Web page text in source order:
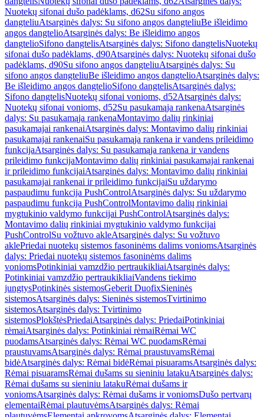
Nuotekų sifonai dušo padėklams, d62Su sifono angos
dangteliuAtsarginės dalys: Su sifono angos dangteliuBe išleidimo
angos dangtelioAtsarginės dalys: Be išleidimo angos
dangtelioSifono dangtelisAtsarginės dalys: Sifono dangtelisNuotekų
sifonai dušo padėklams, d90Atsarginės dalys: Nuotekų sifonai dušo
padėklams, d90Su sifono angos dangteliuAtsarginės dalys: Su
sifono angos dangteliuBe išleidimo angos dangtelioAtsarginės dalys:
Be išleidimo angos dangtelioSifono dangtelisAtsarginės dalys:
Sifono dangtelisNuotekų sifonai vonioms, d52Atsarginės dalys:
Nuotekų sifonai vonioms, d52Su pasukamąja rankenaAtsarginės
dalys: Su pasukamąja rankenaMontavimo dalių rinkiniai
pasukamajai rankenaiAtsarginės dalys: Montavimo dalių rinkiniai
pasukamajai rankenaiSu pasukamąja rankena ir vandens prileidimo
funkcijaAtsarginės dalys: Su pasukamąja rankena ir vandens
prileidimo funkcijaMontavimo dalių rinkiniai pasukamajai rankenai
ir prileidimo funkcijaiAtsarginės dalys: Montavimo dalių rinkiniai
pasukamajai rankenai ir prileidimo funkcijaiSu uždarymo
paspaudimu funkcija PushControlAtsarginės dalys: Su uždarymo
paspaudimu funkcija PushControlMontavimo dalių rinkiniai
mygtukinio valdymo funkcijai PushControlAtsarginės dalys:
Montavimo dalių rinkiniai mygtukinio valdymo funkcijai
PushControlSu vožtuvo akleAtsarginės dalys: Su vožtuvo
aklePriedai nuotekų sistemos fasoninėms dalims voniomsAtsarginės
dalys: Priedai nuotekų sistemos fasoninėms dalims
voniomsPotinkiniai vamzdžio pertraukikliaiAtsarginės dalys:
Potinkiniai vamzdžio pertraukikliaiVandens tiekimo
jungtysPotinkinės sistemosGeberit DuofixSieninės
sistemosAtsarginės dalys: Sieninės sistemosTvirtinimo
sistemosAtsarginės dalys: Tvirtinimo
sistemosPlokštėsPriedaiAtsarginės dalys: PriedaiPotinkiniai
rėmaiAtsarginės dalys: Potinkiniai rėmaiRėmai WC
puodamsAtsarginės dalys: Rėmai WC puodamsRėmai
praustuvamsAtsarginės dalys: Rėmai praustuvamsRėmai
bidėAtsarginės dalys: Rėmai bidėRėmai pisuaramsAtsarginės dalys:
Rėmai pisuaramsRėmai dušams su sieniniu latakuAtsarginės dalys:
Rėmai dušams su sieniniu latakuRėmai dušams ir
voniomsAtsarginės dalys: Rėmai dušams ir voniomsDušo pertvarų
elementaiRėmai plautuvėmsAtsarginės dalys: Rėmai